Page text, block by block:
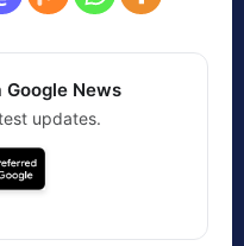
News
updates.